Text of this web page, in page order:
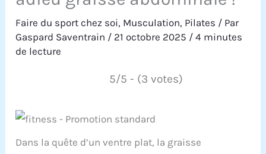
Faire du sport chez soi, Musculation, Pilates / Par
Gaspard Saventrain / 21 octobre 2025 /4 minutes
de lecture
5/5 - (3 votes)
Dans la quête d’un ventre plat, la graisse